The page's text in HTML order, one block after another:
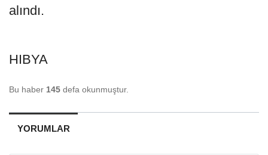
alındı.
HIBYA
Bu haber 145 defa okunmuştur.
YORUMLAR